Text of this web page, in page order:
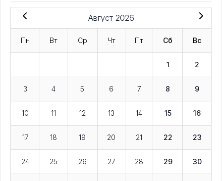
Август 2026
Пн Вт Ср Чт Пт Сб Вс
1 2
3 4 5 6 7 8 9
10 11 12 13 14 15 16
17 18 19 20 21 22 23
24 25 26 27 28 29 30